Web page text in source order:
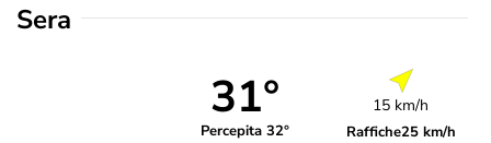
Sera
31°
Percepita 32°
15 km/h
Raffiche25 km/h